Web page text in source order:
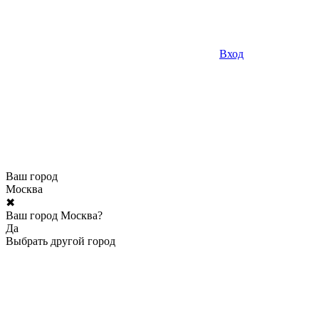
Вход
Ваш город
Москва
✖
Ваш город Москва?
Да
Выбрать другой город